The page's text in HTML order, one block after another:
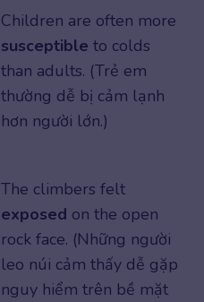
Children are often more
susceptible to colds
than adults. (Trẻ em
thường dễ bị cảm lạnh
hơn người lớn.)
The climbers felt
exposed on the open
rock face. (Những người
leo núi cảm thấy dễ gặp
nguy hiểm trên bề mặt